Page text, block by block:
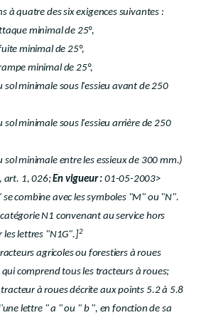
à quatre des six exigences suivantes :
minimal de 25°,
minimal de 25°,
minimal de 25°,
sol minimale sous l'essieu avant de 250
sol minimale sous l'essieu arrière de 250
sol minimale entre les essieux de 300 mm.)
art. 1, 026;En vigueur : 01-05-2003>
se combine avec les symboles "M" ou "N".
N1 convenant au service hors
les lettres "N1G".]2
agricoles ou forestiers à roues
comprend tous les tracteurs à roues;
à roues décrite aux points 5.2 à 5.8
lettre " a " ou " b ", en fonction de sa